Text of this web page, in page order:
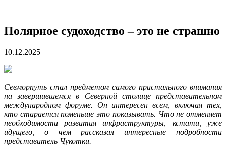
Полярное судоходство – это не страшно
10.12.2025
Севморпуть стал предметом самого пристального внимания
на завершившемся в Северной столице представительном
международном форуме. Он интересен всем, включая тех,
кто старается поменьше это показывать. Что не отменяет
необходимости развития инфраструктуры, кстати, уже
идущего, о чем рассказал интересные подробности
представитель Чукотки.